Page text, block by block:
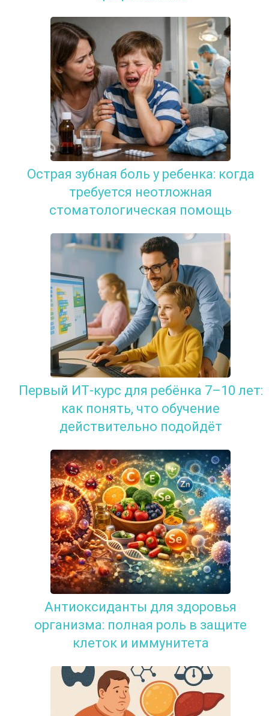
Острая зубная боль у ребенка: когда
требуется неотложная
стоматологическая помощь
Первый ИТ-курс для ребёнка 7–10 лет:
как понять, что обучение
действительно подойдёт
Антиоксиданты для здоровья
организма: полная роль в защите
клеток и иммунитета